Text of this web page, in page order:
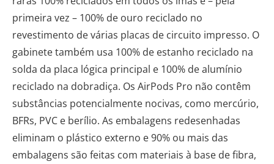
primeira vez – 100% de ouro reciclado no
revestimento de várias placas de circuito impresso. O
gabinete também usa 100% de estanho reciclado na
solda da placa lógica principal e 100% de alumínio
reciclado na dobradiça. Os AirPods Pro não contêm
substâncias potencialmente nocivas, como mercúrio,
BFRs, PVC e berílio. As embalagens redesenhadas
eliminam o plástico externo e 90% ou mais das
embalagens são feitas com materiais à base de fibra,